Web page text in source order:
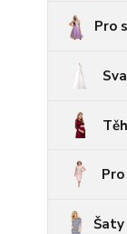
Pro
Šaty